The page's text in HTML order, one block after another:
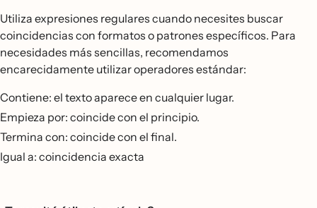
Utiliza expresiones regulares cuando necesites buscar
coincidencias con formatos o patrones específicos. Para
necesidades más sencillas, recomendamos
encarecidamente utilizar operadores estándar:
Contiene: el texto aparece en cualquier lugar.
Empieza por: coincide con el principio.
Termina con: coincide con el final.
Igual a: coincidencia exacta